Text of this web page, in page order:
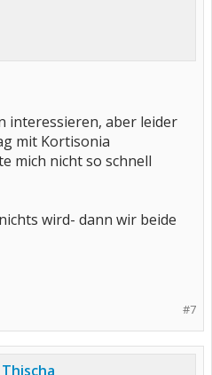
interessieren, aber leider
mit Kortisonia
mich nicht so schnell
wird- dann wir beide
#7